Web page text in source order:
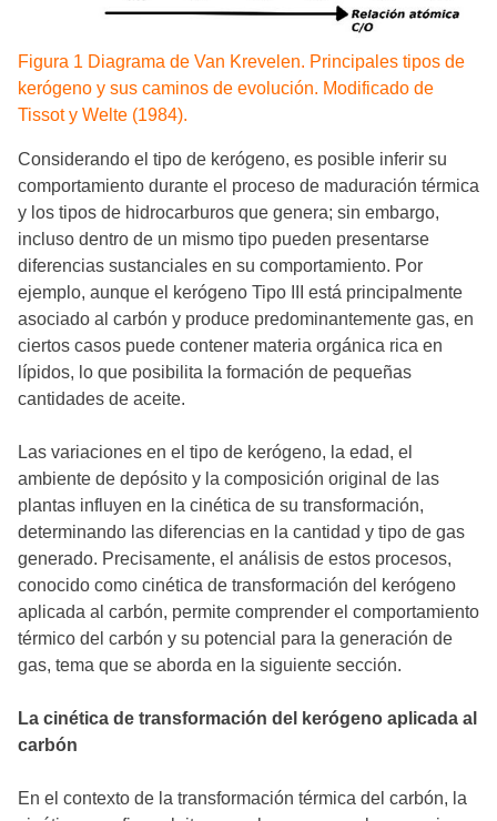
Figura 1 Diagrama de Van Krevelen. Principales tipos de
kerógeno y sus caminos de evolución. Modificado de
Tissot y Welte (1984).
Considerando el tipo de kerógeno, es posible inferir su
comportamiento durante el proceso de maduración térmica
y los tipos de hidrocarburos que genera; sin embargo,
incluso dentro de un mismo tipo pueden presentarse
diferencias sustanciales en su comportamiento. Por
ejemplo, aunque el kerógeno Tipo III está principalmente
asociado al carbón y produce predominantemente gas, en
ciertos casos puede contener materia orgánica rica en
lípidos, lo que posibilita la formación de pequeñas
cantidades de aceite.
Las variaciones en el tipo de kerógeno, la edad, el
ambiente de depósito y la composición original de las
plantas influyen en la cinética de su transformación,
determinando las diferencias en la cantidad y tipo de gas
generado. Precisamente, el análisis de estos procesos,
conocido como cinética de transformación del kerógeno
aplicada al carbón, permite comprender el comportamiento
térmico del carbón y su potencial para la generación de
gas, tema que se aborda en la siguiente sección.
La cinética de transformación del kerógeno aplicada al
carbón
En el contexto de la transformación térmica del carbón, la